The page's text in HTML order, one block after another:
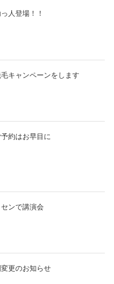
人登場！！
キャンペーンをします
約はお早目に
ンで講演会
更のお知らせ